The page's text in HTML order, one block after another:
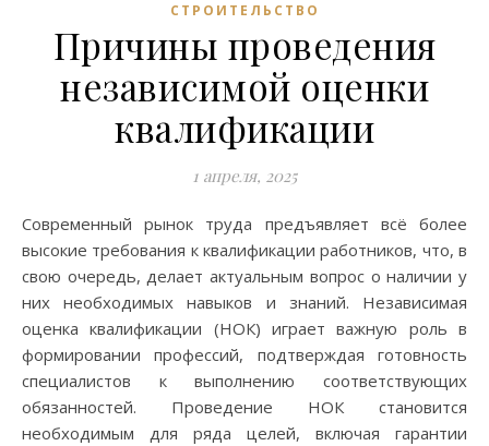
СТРОИТЕЛЬСТВО
Причины проведения
независимой оценки
квалификации
1 апреля, 2025
Современный рынок труда предъявляет всё более
высокие требования к квалификации работников, что, в
свою очередь, делает актуальным вопрос о наличии у
них необходимых навыков и знаний. Независимая
оценка квалификации (НОК) играет важную роль в
формировании профессий, подтверждая готовность
специалистов к выполнению соответствующих
обязанностей. Проведение НОК становится
необходимым для ряда целей, включая гарантии